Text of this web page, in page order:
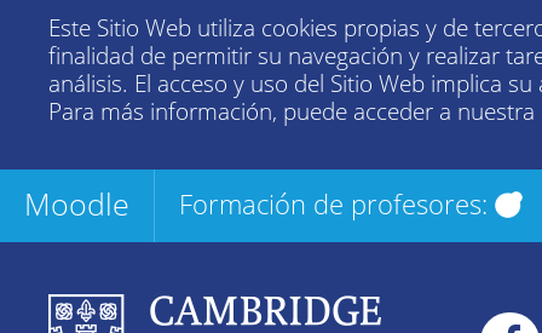
Este Sitio Web utiliza cookies propias y de
finalidad de permitir su navegación y realizar
análisis. El acceso y uso del Sitio Web implica su
Para más información, puede acceder a nuestra
Moodle Formación de profesores: